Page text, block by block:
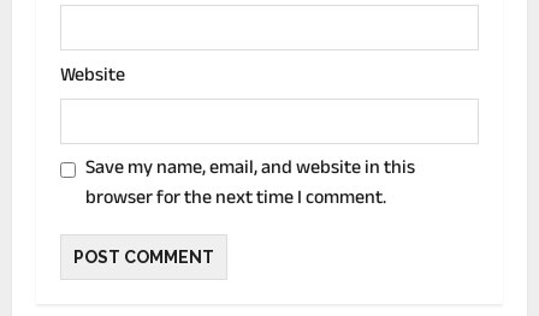
Website
Save my name, email, and website in this
browser for the next time I comment.